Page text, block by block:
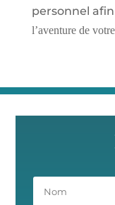
personnel
l’aventure de